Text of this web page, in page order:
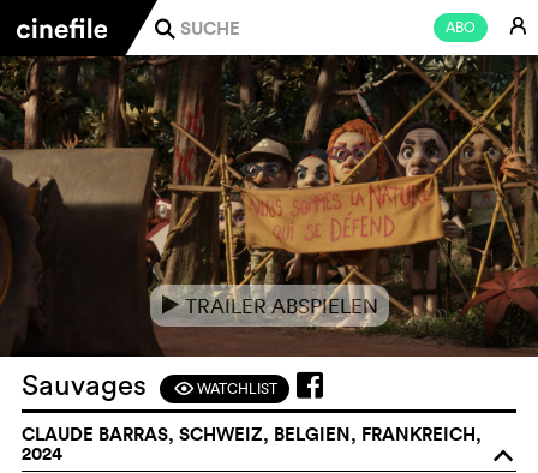
ABO E
j
eTRAILER ABSPIELEN
Sauvages FWATCHLIST
CLAUDE BARRAS, SCHWEIZ, BELGIEN, FRANKREICH,
2024 o